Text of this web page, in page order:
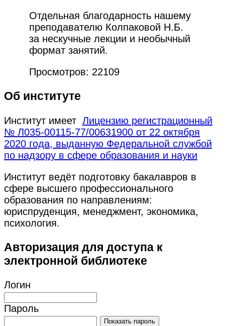
Отдельная благодарность нашему
преподавателю Колпаковой Н.Б.
за нескучные лекции и необычный
формат занятий.
Просмотров: 22109
Об институте
Институт имеет Лицензию регистрационный
№ Л035-00115-77/00631900 от 22 октября
2020 года, выданную Федеральной службой
по надзору в сфере образования и науки
Институт ведёт подготовку бакалавров в
сфере высшего профессионального
образования по направлениям:
юриспруденция, менеджмент, экономика,
психология.
Авторизация для доступа к
электронной библиотеке
Логин
Пароль
Показать пароль